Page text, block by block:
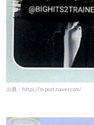
出典：https://m.post.naver.com/